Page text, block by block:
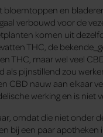
en
verbouwd voor de
komen uit
THC, de
THC, maar wel veel
pijnstillend zou
CBD nauw aan elkaar
werking en is niet
omdat die niet onder
bij een paar apotheken